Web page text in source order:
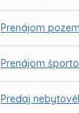
Prenájom
Prenájom
Predaj